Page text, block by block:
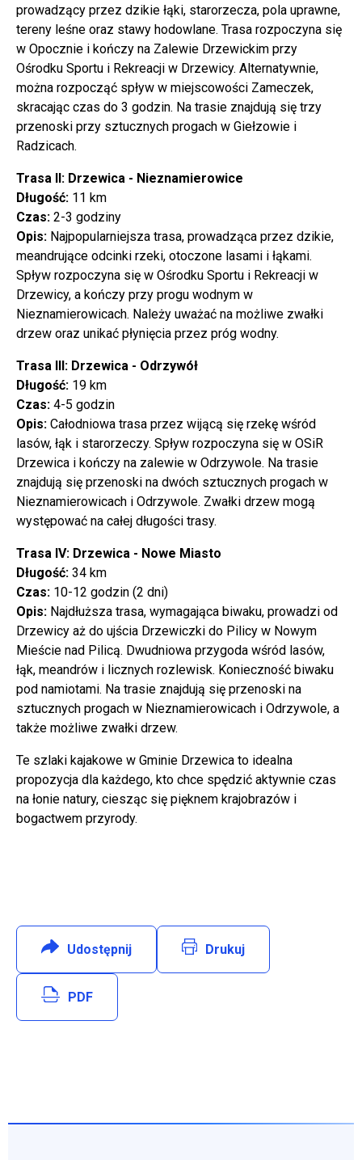
prowadzący przez dzikie łąki, starorzecza, pola uprawne,
tereny leśne oraz stawy hodowlane. Trasa rozpoczyna się
w Opocznie i kończy na Zalewie Drzewickim przy
Ośrodku Sportu i Rekreacji w Drzewicy. Alternatywnie,
można rozpocząć spływ w miejscowości Zameczek,
skracając czas do 3 godzin. Na trasie znajdują się trzy
przenoski przy sztucznych progach w Giełzowie i
Radzicach.
Trasa II: Drzewica - Nieznamierowice
Długość: 11 km
Czas: 2-3 godziny
Opis: Najpopularniejsza trasa, prowadząca przez dzikie,
meandrujące odcinki rzeki, otoczone lasami i łąkami.
Spływ rozpoczyna się w Ośrodku Sportu i Rekreacji w
Drzewicy, a kończy przy progu wodnym w
Nieznamierowicach. Należy uważać na możliwe zwałki
drzew oraz unikać płynięcia przez próg wodny.
Trasa III: Drzewica - Odrzywół
Długość: 19 km
Czas: 4-5 godzin
Opis: Całodniowa trasa przez wijącą się rzekę wśród
lasów, łąk i starorzeczy. Spływ rozpoczyna się w OSiR
Drzewica i kończy na zalewie w Odrzywole. Na trasie
znajdują się przenoski na dwóch sztucznych progach w
Nieznamierowicach i Odrzywole. Zwałki drzew mogą
występować na całej długości trasy.
Trasa IV: Drzewica - Nowe Miasto
Długość: 34 km
Czas: 10-12 godzin (2 dni)
Opis: Najdłuższa trasa, wymagająca biwaku, prowadzi od
Drzewicy aż do ujścia Drzewiczki do Pilicy w Nowym
Mieście nad Pilicą. Dwudniowa przygoda wśród lasów,
łąk, meandrów i licznych rozlewisk. Konieczność biwaku
pod namiotami. Na trasie znajdują się przenoski na
sztucznych progach w Nieznamierowicach i Odrzywole, a
także możliwe zwałki drzew.
Te szlaki kajakowe w Gminie Drzewica to idealna
propozycja dla każdego, kto chce spędzić aktywnie czas
na łonie natury, ciesząc się pięknem krajobrazów i
bogactwem przyrody.
Udostępnij: Facebook Drukuj
Will open in new tab
PDF